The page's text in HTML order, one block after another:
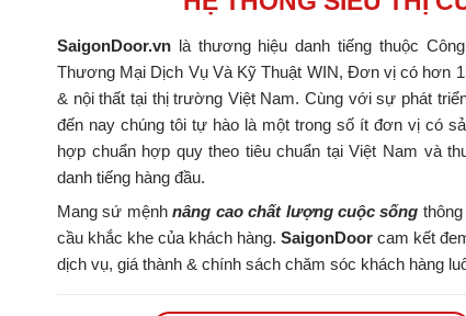
SaigonDoor.vn là thương hiệu danh tiếng thuộc
Thương Mại Dịch Vụ Và Kỹ Thuật WIN, Đơn vị có hơn
& nội thất tại thị trường Việt Nam. Cùng với sự phát
đến nay chúng tôi tự hào là một trong số ít đơn vị có
hợp chuẩn hợp quy theo tiêu chuẩn tại Việt Nam và
danh tiếng hàng đầu.
Mang sứ mệnhnâng cao chất lượng cuộc sống
cầu khắc khe của khách hàng.SaigonDoor cam kết
dịch vụ, giá thành & chính sách chăm sóc khách hàng